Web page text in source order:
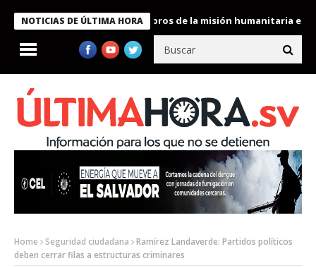
NOTICIAS DE ÚLTIMA HORA
Bukele condecora a miembros de la misión humanitaria enviada
Home Seguridad ciudadana
Ramírez Landaverde: Partidos políticos
deben cerrar filas a estructuras criminares